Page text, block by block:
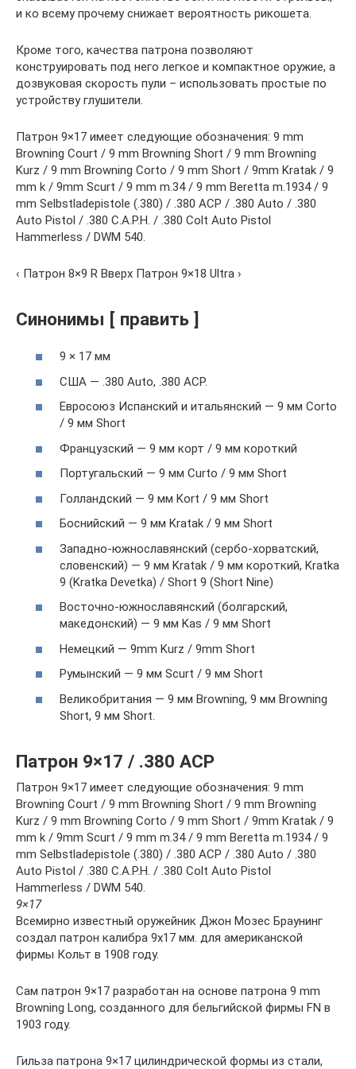
и ко всему прочему снижает вероятность рикошета.
Кроме того, качества патрона позволяют
конструировать под него легкое и компактное оружие, а
дозвуковая скорость пули – использовать простые по
устройству глушители.
Патрон 9×17 имеет следующие обозначения: 9 mm
Browning Court / 9 mm Browning Short / 9 mm Browning
Kurz / 9 mm Browning Corto / 9 mm Short / 9mm Kratak / 9
mm k / 9mm Scurt / 9 mm m.34 / 9 mm Beretta m.1934 / 9
mm Selbstladepistole (.380) / .380 ACP / .380 Auto / .380
Auto Pistol / .380 C.A.P.H. / .380 Colt Auto Pistol
Hammerless / DWM 540.
‹ Патрон 8×9 R Вверх Патрон 9×18 Ultra ›
Синонимы [ править ]
9 × 17 мм
США — .380 Auto, .380 ACP.
Евросоюз Испанский и итальянский — 9 мм Corto
/ 9 мм Short
Французский — 9 мм корт / 9 мм короткий
Португальский — 9 мм Curto / 9 мм Short
Голландский — 9 мм Kort / 9 мм Short
Боснийский — 9 мм Kratak / 9 мм Short
Западно-южнославянский (сербо-хорватский,
словенский) — 9 мм Kratak / 9 мм короткий, Kratka
9 (Kratka Devetka) / Short 9 (Short Nine)
Восточно-южнославянский (болгарский,
македонский) — 9 мм Kas / 9 мм Short
Немецкий — 9mm Kurz / 9mm Short
Румынский — 9 мм Scurt / 9 мм Short
Великобритания — 9 мм Browning, 9 мм Browning
Short, 9 мм Short.
Патрон 9×17 / .380 ACP
Патрон 9×17 имеет следующие обозначения: 9 mm
Browning Court / 9 mm Browning Short / 9 mm Browning
Kurz / 9 mm Browning Corto / 9 mm Short / 9mm Kratak / 9
mm k / 9mm Scurt / 9 mm m.34 / 9 mm Beretta m.1934 / 9
mm Selbstladepistole (.380) / .380 ACP / .380 Auto / .380
Auto Pistol / .380 C.A.P.H. / .380 Colt Auto Pistol
Hammerless / DWM 540.
9×17
Всемирно известный оружейник Джон Мозес Браунинг
создал патрон калибра 9х17 мм. для американской
фирмы Кольт в 1908 году.
Сам патрон 9×17 разработан на основе патрона 9 mm
Browning Long, созданного для бельгийской фирмы FN в
1903 году.
Гильза патрона 9×17 цилиндрической формы из стали,